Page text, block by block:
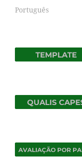
Português